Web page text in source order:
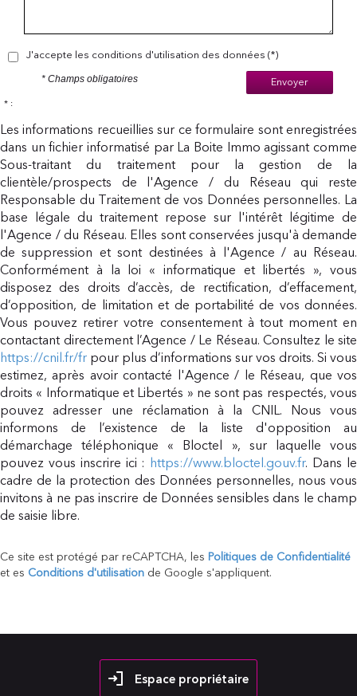
J'accepte les conditions d'utilisation des données (*)
Envoyer
* Champs obligatoires
* :
Les informations recueillies sur ce formulaire sont enregistrées
dans un fichier informatisé par La Boite Immo agissant comme
Sous-traitant du traitement pour la gestion de la
clientèle/prospects de l'Agence / du Réseau qui reste
Responsable du Traitement de vos Données personnelles. La
base légale du traitement repose sur l'intérêt légitime de
l'Agence / du Réseau. Elles sont conservées jusqu'à demande
de suppression et sont destinées à l'Agence / au Réseau.
Conformément à la loi « informatique et libertés », vous
disposez des droits d’accès, de rectification, d’effacement,
d’opposition, de limitation et de portabilité de vos données.
Vous pouvez retirer votre consentement à tout moment en
contactant directement l’Agence / Le Réseau. Consultez le site
https://cnil.fr/fr pour plus d’informations sur vos droits. Si vous
estimez, après avoir contacté l'Agence / le Réseau, que vos
droits « Informatique et Libertés » ne sont pas respectés, vous
pouvez adresser une réclamation à la CNIL. Nous vous
informons de l’existence de la liste d'opposition au
démarchage téléphonique « Bloctel », sur laquelle vous
pouvez vous inscrire ici : https://www.bloctel.gouv.fr. Dans le
cadre de la protection des Données personnelles, nous vous
invitons à ne pas inscrire de Données sensibles dans le champ
de saisie libre.
Ce site est protégé par reCAPTCHA, les Politiques de Confidentialité
et es Conditions d'utilisation de Google s'appliquent.
Espace propriétaire